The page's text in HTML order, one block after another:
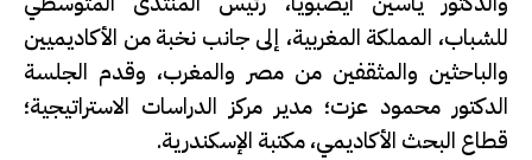
للشباب، المملكة المغربية، إلى جانب نخبة من الأكاديميين
والباحثين والمثقفين من مصر والمغرب، وقدم الجلسة
الدكتور محمود عزت؛ مدير مركز الدراسات الاستراتيجية؛
قطاع البحث الأكاديمي، مكتبة الإسكندرية.